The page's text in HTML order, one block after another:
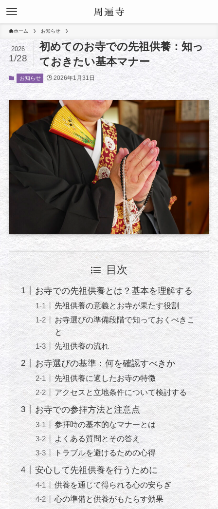
ホーム お知らせ
初めてのお寺での先祖供養：知っ
ておきたい基本マナー
2026
1/28
お知らせ 2026年1月31日
目次
お寺での先祖供養とは？基本を理解する
先祖供養の意義とお寺が果たす役割
お寺選びの準備段階で知っておくべきこ
と
先祖供養の流れ
お寺選びの基準：何を確認すべきか
先祖供養に適したお寺の特徴
アクセスと立地条件について検討する
お寺での参拝方法と注意点
参拝時の基本的なマナーとは
よくある質問とその答え
トラブルを避けるための心得
安心して先祖供養を行うために
供養を通じて得られる心の安らぎ
心の準備と供養がもたらす効果